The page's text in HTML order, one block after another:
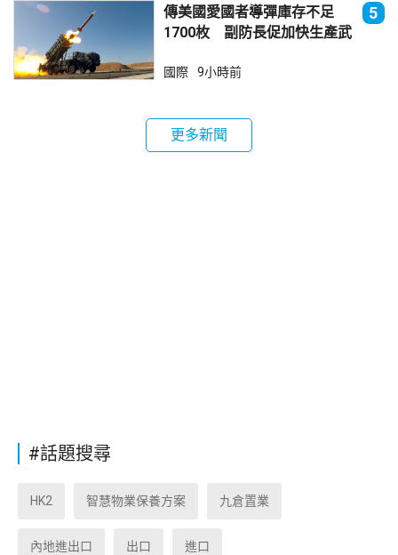
傳美國愛國者導彈庫存不足
1700枚 副防長促加快生產武
5
國際 9小時前
更多新聞
#話題搜尋
HK2 智慧物業保養方案 九倉置業
內地進出口 出口 進口